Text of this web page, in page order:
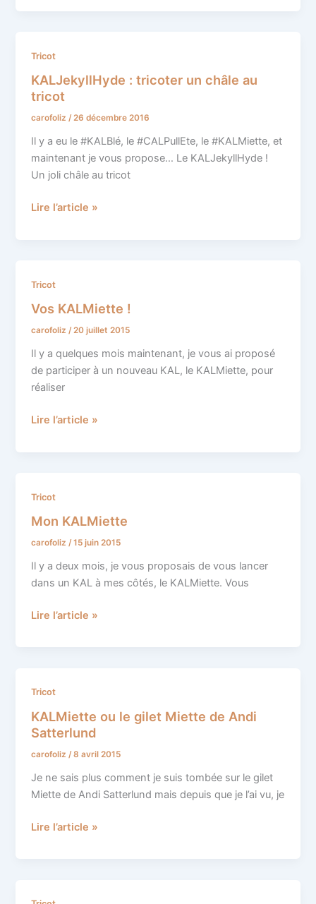
Tricot
KALJekyllHyde : tricoter un châle au
tricot
carofoliz/26 décembre 2016
Il y a eu le #KALBlé, le #CALPullEte, le #KALMiette, et
maintenant je vous propose… Le KALJekyllHyde !
Un joli châle au tricot
KALJekyllHyde
:
tricoter
châle
au
tricot
Lire l’article »
Tricot
Vos KALMiette !
carofoliz/20 juillet 2015
Il y a quelques mois maintenant, je vous ai proposé
de participer à un nouveau KAL, le KALMiette, pour
réaliser
Vos
KALMiette
Lire l’article »
Tricot
Mon KALMiette
carofoliz/15 juin 2015
Il y a deux mois, je vous proposais de vous lancer
dans un KAL à mes côtés, le KALMiette. Vous
Mon
Lire l’article »
Tricot
KALMiette ou le gilet Miette de Andi
Satterlund
carofoliz/8 avril 2015
Je ne sais plus comment je suis tombée sur le gilet
Miette de Andi Satterlund mais depuis que je l’ai vu, je
KALMiette
le
Miette
de
Andi
Lire l’article »